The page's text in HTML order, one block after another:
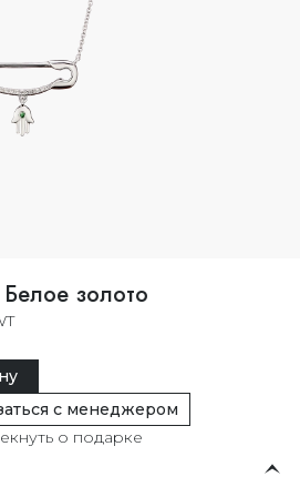
золото
с менеджером
о подарке